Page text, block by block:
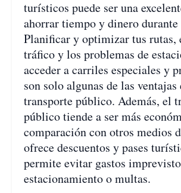
turísticos puede ser una
ahorrar tiempo y dinero
Planificar y optimizar tus rutas,
tráfico y los problemas de
acceder a carriles especiales y
son solo algunas de las
transporte público. Además, el
público tiende a ser más
comparación con otros medios
ofrece descuentos y pases
permite evitar gastos
estacionamiento o multas.